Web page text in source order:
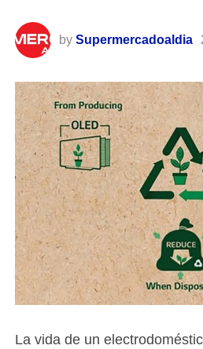
by Supermercadoaldia
La vida de un